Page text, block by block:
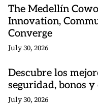
The Medellín
Innovation,
Converge
July 30, 2026
Descubre los
seguridad, bonos
July 30, 2026